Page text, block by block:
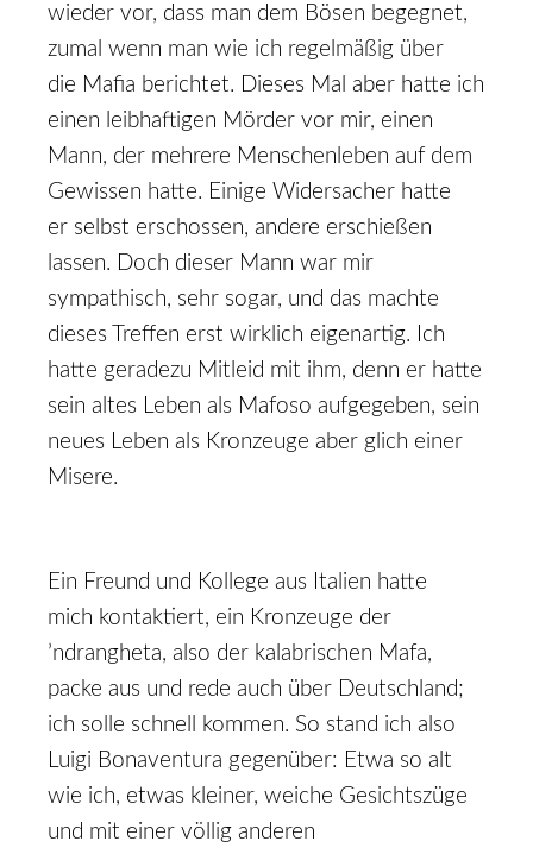
wieder vor, dass man dem Bösen begegnet,
zumal wenn man wie ich regelmäßig über
die Mafia berichtet. Dieses Mal aber hatte ich
einen leibhaftigen Mörder vor mir, einen
Mann, der mehrere Menschenleben auf dem
Gewissen hatte. Einige Widersacher hatte
er selbst erschossen, andere erschießen
lassen. Doch dieser Mann war mir
sympathisch, sehr sogar, und das machte
dieses Treﬀen erst wirklich eigenartig. Ich
hatte geradezu Mitleid mit ihm, denn er hatte
sein altes Leben als Mafoso aufgegeben, sein
neues Leben als Kronzeuge aber glich einer
Misere.
Ein Freund und Kollege aus Italien hatte
mich kontaktiert, ein Kronzeuge der
’ndrangheta, also der kalabrischen Mafa,
packe aus und rede auch über Deutschland;
ich solle schnell kommen. So stand ich also
Luigi Bonaventura gegenüber: Etwa so alt
wie ich, etwas kleiner, weiche Gesichtszüge
und mit einer völlig anderen